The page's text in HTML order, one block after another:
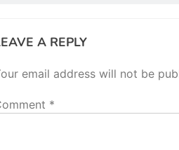
A REPLY
email address will not be
*